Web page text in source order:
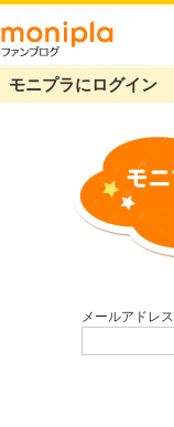
モニプラにログイン
メールアドレス